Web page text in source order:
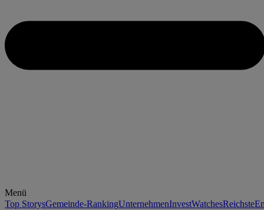
Menü
Top StorysGemeinde-RankingUnternehmenInvestWatchesReichste